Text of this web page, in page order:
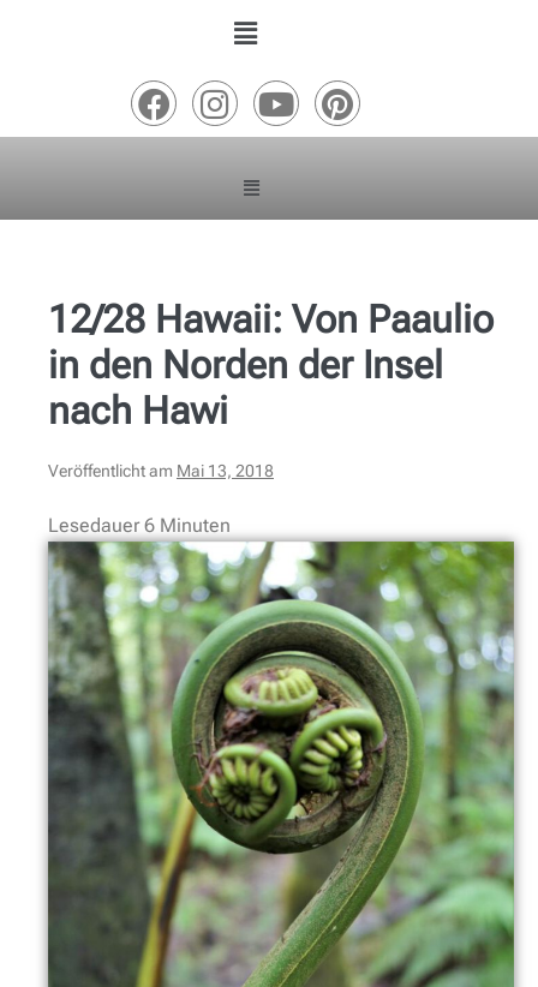
12/28 Hawaii: Von Paaulio
in den Norden der Insel
nach Hawi
Veröffentlicht am Mai 13, 2018
Lesedauer 6 Minuten